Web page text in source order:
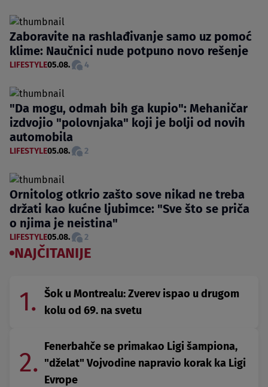
Zaboravite na rashlađivanje samo uz pomoć
klime: Naučnici nude potpuno novo rešenje
LIFESTYLE05.08. 4
"Da mogu, odmah bih ga kupio": Mehaničar
izdvojio "polovnjaka" koji je bolji od novih
automobila
LIFESTYLE05.08. 2
Ornitolog otkrio zašto sove nikad ne treba
držati kao kućne ljubimce: "Sve što se priča
o njima je neistina"
LIFESTYLE05.08. 2
NAJČITANIJE
1.
Šok u Montrealu: Zverev ispao u drugom
kolu od 69. na svetu
2.
Fenerbahče se primakao Ligi šampiona,
"dželat" Vojvodine napravio korak ka Ligi
Evrope